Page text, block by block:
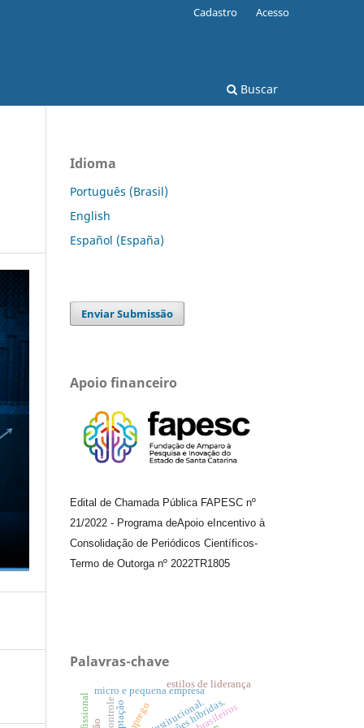
Buscar
Cadastro Acesso
Idioma
Português (Brasil)
English
Español (España)
Enviar Submissão
Apoio financeiro
Edital de Chamada Pública FAPESC nº
21/2022 - Programa deApoio e Incentivo à
Consolidação de Periódicos Científicos-
Termo de Outorga nº 2022TR1805
Palavras-chave
micro e pequena empresa
emprego
estilos de liderança